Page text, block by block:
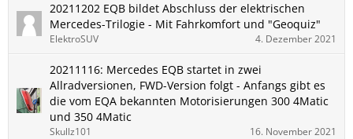
20211202 EQB bildet Abschluss der elektrischen
Mercedes-Trilogie - Mit Fahrkomfort und "Geoquiz"
ElektroSUV 4. Dezember 2021
20211116: Mercedes EQB startet in zwei
Allradversionen, FWD-Version folgt - Anfangs gibt es
die vom EQA bekannten Motorisierungen 300 4Matic
und 350 4Matic
Skullz101 16. November 2021